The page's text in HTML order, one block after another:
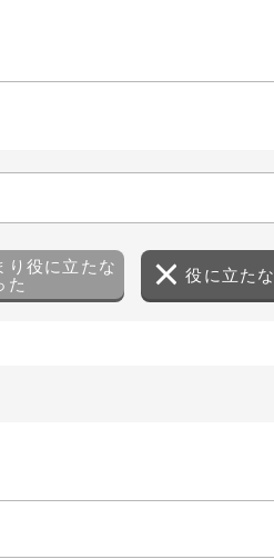
り役に立たな
た
役に立た